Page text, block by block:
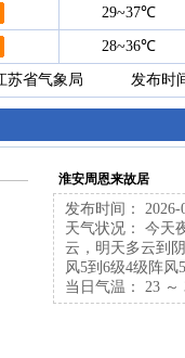
29~37℃
28~36℃
苏省气象局 发布时间
淮安周恩来故居
发布时间： 2026-
天气状况： 今天
云，明天多云到
风5到6级4级阵风
当日气温： 23